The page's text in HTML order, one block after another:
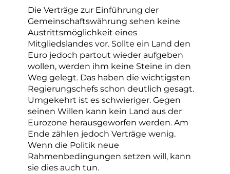
Die Verträge zur Einführung der
Gemeinschaftswährung sehen keine
Austrittsmöglichkeit eines
Mitgliedslandes vor. Sollte ein Land den
Euro jedoch partout wieder aufgeben
wollen, werden ihm keine Steine in den
Weg gelegt. Das haben die wichtigsten
Regierungschefs schon deutlich gesagt.
Umgekehrt ist es schwieriger. Gegen
seinen Willen kann kein Land aus der
Eurozone herausgeworfen werden. Am
Ende zählen jedoch Verträge wenig.
Wenn die Politik neue
Rahmenbedingungen setzen will, kann
sie dies auch tun.